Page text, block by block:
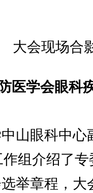
大会现场合
医学会眼科
山眼科中心
组介绍了
举章程，大